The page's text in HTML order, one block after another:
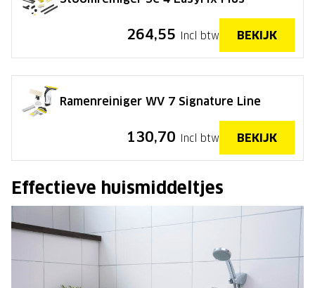
264,55 Incl btw BEKIJK
Ramenreiniger WV 7 Signature Line
130,70 Incl btw BEKIJK
Effectieve huismiddeltjes